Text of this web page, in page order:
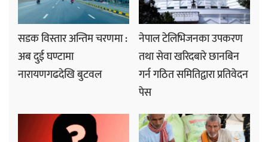
सडक विस्तार अन्तिम चरणमा :
अब दुई घण्टामा
नारायणगढदेखि बुटवल
नेपाल टेलिभिजनका उपकरण
तथा सेवा खरिदबारे छानबिन
गर्न गठित समितिद्वारा प्रतिवेदन
पेस